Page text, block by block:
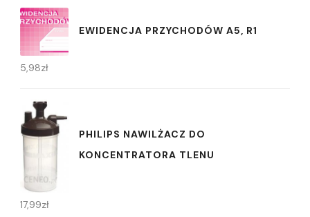
EWIDENCJA PRZYCHODÓW A5, R1
5,98zł
PHILIPS NAWILŻACZ DO
KONCENTRATORA TLENU
17,99zł